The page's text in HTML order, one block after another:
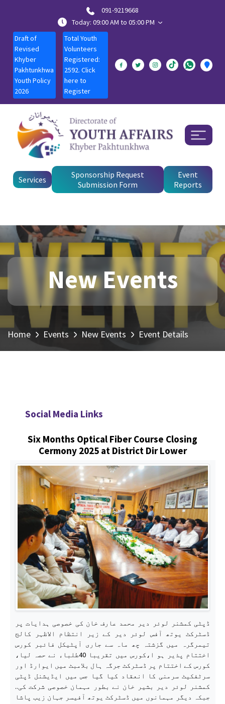
091-9219668
Today: 09:00 AM to 05:00 PM
Draft of
Revised
Khyber
Pakhtunkhwa
Youth Policy
2026
Total Youth
Volunteers
Registered:
2592. Click
here to
Register
Services
Sponsorship Request
Submission Form
Event
Reports
New Events
Home Events New Events Event Details
Social Media Links
Six Months Optical Fiber Course Closing
Cermony 2025 at District Dir Lower
ڈپٹی کمشنر لوئر دیر محمد عارف خان کی خصوصی ہدایات پر
ڈسٹرکٹ یوتھ آفس لوئر دیر کے زیر انتظام الاظہر کالج
تیمرگرہ میں گزشتہ چھ ماہ سے جاری آپٹیکل فائبر کورس
اختتام پذیر ہو ا،کورس میں تقریبا 40طلباء نے حصہ لیا،
کورس کے اختتام پر ڈسٹرکٹ جرگہ ہال بلامبٹ میں ایوارڈ اور
سرٹفکیٹ سرمنی کا انعقاد کیا گیا جس میں ایڈیشنل ڈپٹی
کمشنر لوئر دیر بشیر خان نے بطور مہمان خصوصی شرکت کی..
جبکہ دیگر مہمانوں میں ڈسٹرکٹ یوتھ آفیسر جہان زیب پاشا